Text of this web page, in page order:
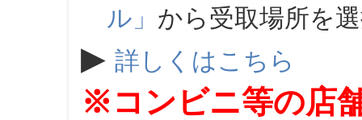
ル」 から受取場所を
▶ 詳しくはこちら
※コンビニ等の店